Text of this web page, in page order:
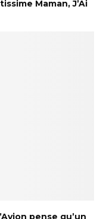
Maman, J’Ai
pense qu’un